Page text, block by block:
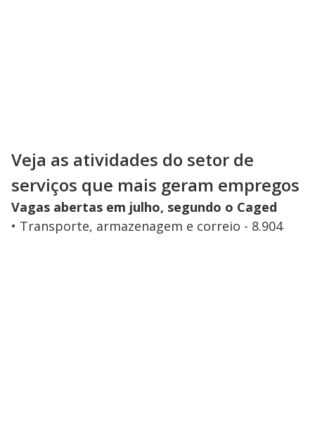
Veja as atividades do setor de
serviços que mais geram empregos
Vagas abertas em julho, segundo o Caged
• Transporte, armazenagem e correio - 8.904